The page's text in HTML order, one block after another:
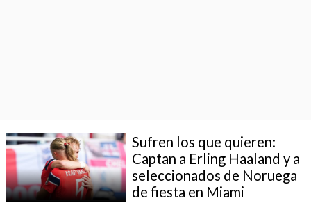
Sufren los que quieren:
Captan a Erling Haaland y a
seleccionados de Noruega
de fiesta en Miami